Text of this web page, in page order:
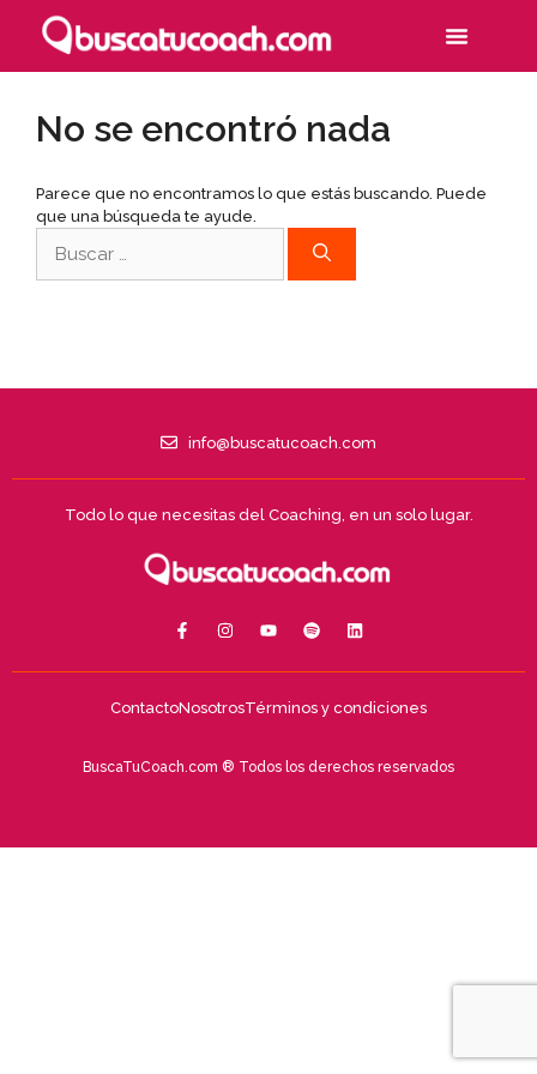
No se encontró nada
Parece que no encontramos lo que estás buscando. Puede
que una búsqueda te ayude.
info@buscatucoach.com
Todo lo que necesitas del Coaching, en un solo lugar.
ContactoNosotrosTérminos y condiciones
BuscaTuCoach.com ® Todos los derechos reservados